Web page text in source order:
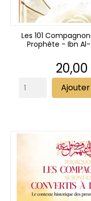
Les 101
Prophète - Ibn
Prix